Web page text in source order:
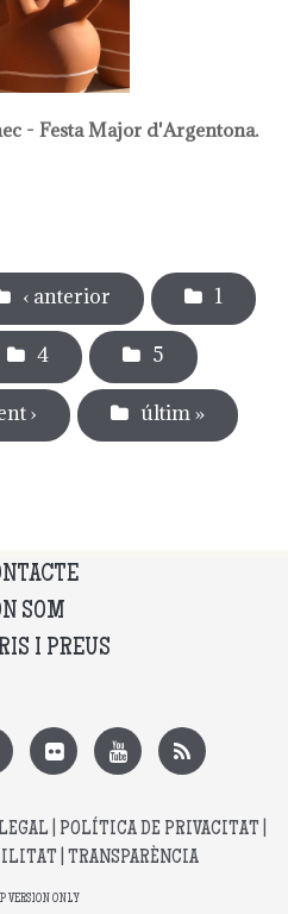
- Festa Major d'Argentona.
del càntir
‹ anterior 1
4 5
› últim »
SOM
I PREUS
POLÍTICA DE PRIVACITAT
TRANSPARÈNCIA
VERSION ONLY